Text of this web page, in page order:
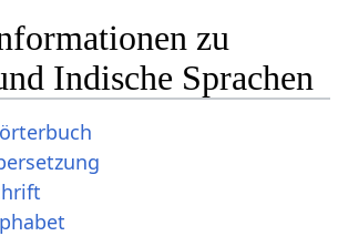
zu
Indische Sprachen